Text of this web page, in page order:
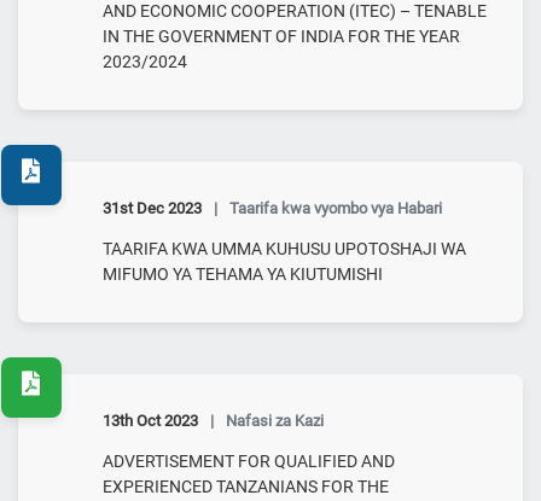
AND ECONOMIC COOPERATION (ITEC) – TENABLE
IN THE GOVERNMENT OF INDIA FOR THE YEAR
2023/2024
31st Dec 2023 | Taarifa kwa vyombo vya Habari
TAARIFA KWA UMMA KUHUSU UPOTOSHAJI WA
MIFUMO YA TEHAMA YA KIUTUMISHI
13th Oct 2023 | Nafasi za Kazi
ADVERTISEMENT FOR QUALIFIED AND
EXPERIENCED TANZANIANS FOR THE